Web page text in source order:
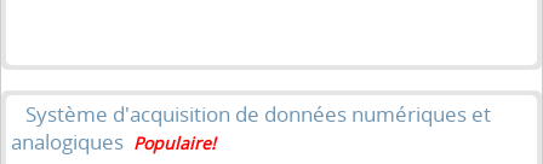
Système d'acquisition de données numériques et
analogiques Populaire!